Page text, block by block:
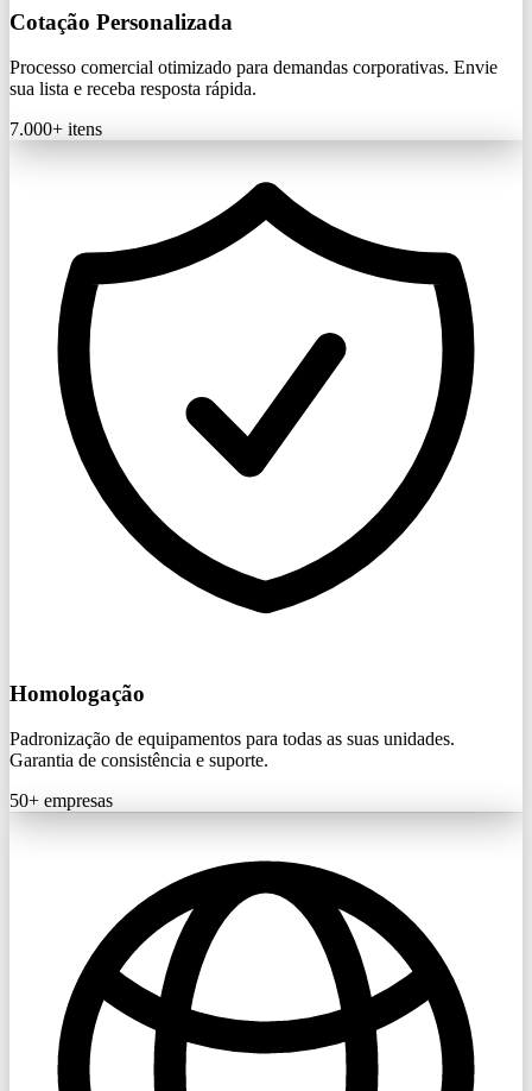
Cotação Personalizada
Processo comercial otimizado para demandas corporativas. Envie
sua lista e receba resposta rápida.
7.000+ itens
Homologação
Padronização de equipamentos para todas as suas unidades.
Garantia de consistência e suporte.
50+ empresas